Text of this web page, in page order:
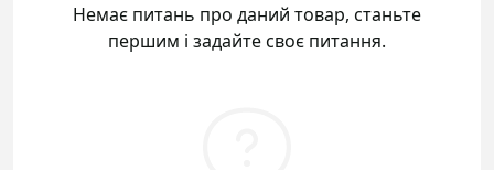
Немає питань про даний товар, станьте
першим і задайте своє питання.